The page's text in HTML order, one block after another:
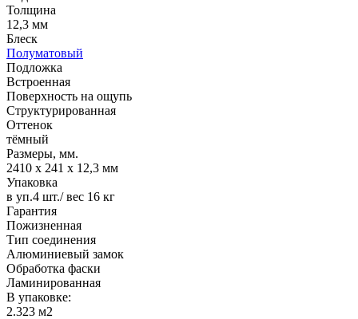
Толщина
12,3 мм
Блеск
Полуматовый
Подложка
Встроенная
Поверхность на ощупь
Структурированная
Оттенок
тёмный
Размеры, мм.
2410 х 241 х 12,3 мм
Упаковка
в уп.4 шт./ вес 16 кг
Гарантия
Пожизненная
Тип соединения
Алюминиевый замок
Обработка фаски
Ламинированная
В упаковке:
2.323 м2